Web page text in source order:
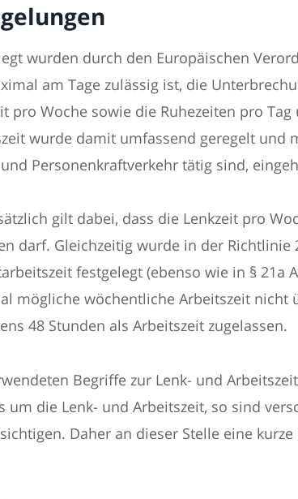
wurden durch den Europäischen
am Tage zulässig ist, die
pro Woche sowie die Ruhezeiten pro
wurde damit umfassend geregelt und
Personenkraftverkehr tätig sind,
gilt dabei, dass die Lenkzeit pro
darf. Gleichzeitig wurde in der Richtlinie
festgelegt (ebenso wie in § 21a
mögliche wöchentliche Arbeitszeit nicht
48 Stunden als Arbeitszeit zugelassen.
Begriffe zur Lenk- und Arbeitszeit
um die Lenk- und Arbeitszeit, so sind
Daher an dieser Stelle eine